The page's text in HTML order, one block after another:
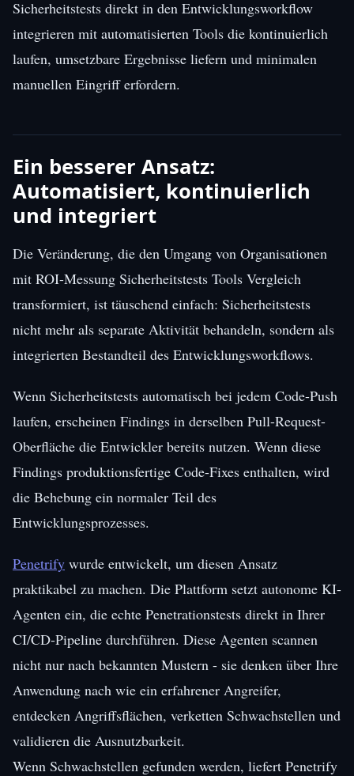
Sicherheitstests direkt in den Entwicklungsworkflow
integrieren mit automatisierten Tools die kontinuierlich
laufen, umsetzbare Ergebnisse liefern und minimalen
manuellen Eingriff erfordern.
Ein besserer Ansatz:
Automatisiert, kontinuierlich
und integriert
Die Veränderung, die den Umgang von Organisationen
mit ROI-Messung Sicherheitstests Tools Vergleich
transformiert, ist täuschend einfach: Sicherheitstests
nicht mehr als separate Aktivität behandeln, sondern als
integrierten Bestandteil des Entwicklungsworkflows.
Wenn Sicherheitstests automatisch bei jedem Code-Push
laufen, erscheinen Findings in derselben Pull-Request-
Oberfläche die Entwickler bereits nutzen. Wenn diese
Findings produktionsfertige Code-Fixes enthalten, wird
die Behebung ein normaler Teil des
Entwicklungsprozesses.
Penetrify wurde entwickelt, um diesen Ansatz
praktikabel zu machen. Die Plattform setzt autonome KI-
Agenten ein, die echte Penetrationstests direkt in Ihrer
CI/CD-Pipeline durchführen. Diese Agenten scannen
nicht nur nach bekannten Mustern - sie denken über Ihre
Anwendung nach wie ein erfahrener Angreifer,
entdecken Angriffsflächen, verketten Schwachstellen und
validieren die Ausnutzbarkeit.
Wenn Schwachstellen gefunden werden, liefert Penetrify